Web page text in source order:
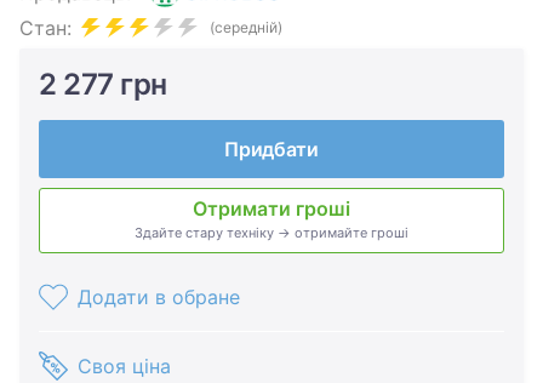
Стан:
(середній)
2 277 грн
Придбати
Отримати гроші
Здайте стару техніку → отримайте гроші
Додати в обране
Своя ціна